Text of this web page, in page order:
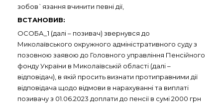
зобов`язання вчинити певні дії,
ВСТАНОВИВ:
ОСОБА_1 (далі – позивач) звернувся до
Миколаївського окружного адміністративного суду з
позовною заявою до Головного управління Пенсійного
фонду України в Миколаївській області (далі –
відповідач), в якій просить визнати протиправними дії
відповідача щодо відмови в нарахуванні та виплаті
позивачу з 01.06.2023 доплати до пенсії в сумі 2000 грн